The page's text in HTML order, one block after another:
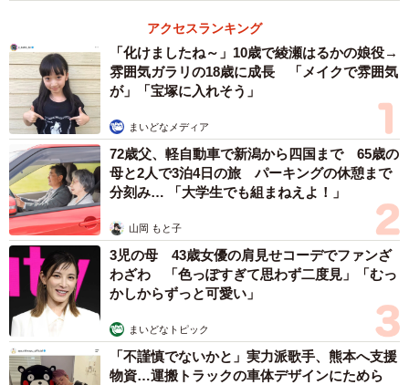
アクセスランキング
「化けましたね～」10歳で綾瀬はるかの娘役→
雰囲気ガラリの18歳に成長 「メイクで雰囲気
が」「宝塚に入れそう」
まいどなメディア
72歳父、軽自動車で新潟から四国まで 65歳の
母と2人で3泊4日の旅 パーキングの休憩まで
分刻み… 「大学生でも組まねえよ！」
山岡 もと子
3児の母 43歳女優の肩見せコーデでファンざ
わざわ 「色っぽすぎて思わず二度見」「むっ
かしからずっと可愛い」
まいどなトピック
「不謹慎でないかと」実力派歌手、熊本へ支援
物資…運搬トラックの車体デザインにためら